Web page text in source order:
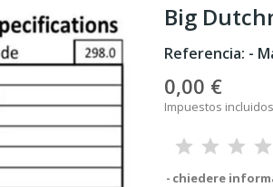
Big
Referencia: -
0,00 €
Impuestos incluidos
chiedere